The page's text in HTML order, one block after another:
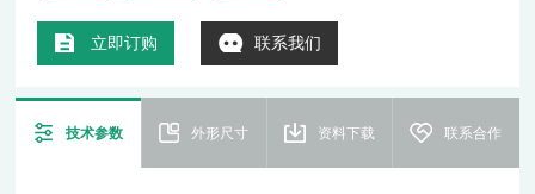
立即订购 联系我们
技术参数 外形尺寸 资料下载 联系合作